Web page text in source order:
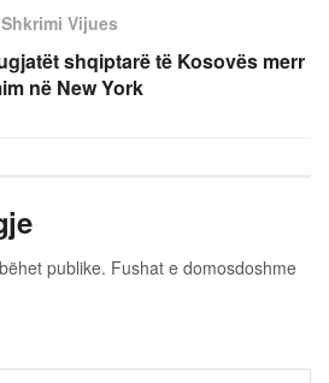
Shkrimi Vijues
shqiptarë të Kosovës merr
në New York
publike. Fushat e domosdoshme